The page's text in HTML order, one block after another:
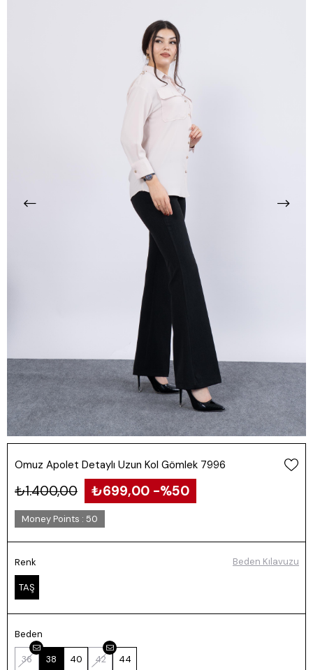
Omuz Apolet Detaylı Uzun Kol Gömlek 7996
₺1.400,00 ₺699,00 50
Money Points : 50
Renk
TAŞ
Beden
36 38 40 42 44
Beden Kılavuzu